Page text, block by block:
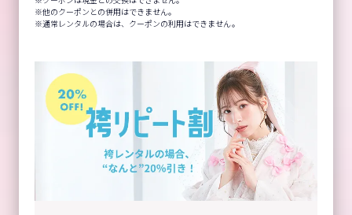
他のクーポンとの併用はできません。
通常レンタルの場合は、クーポンの利用はできません。